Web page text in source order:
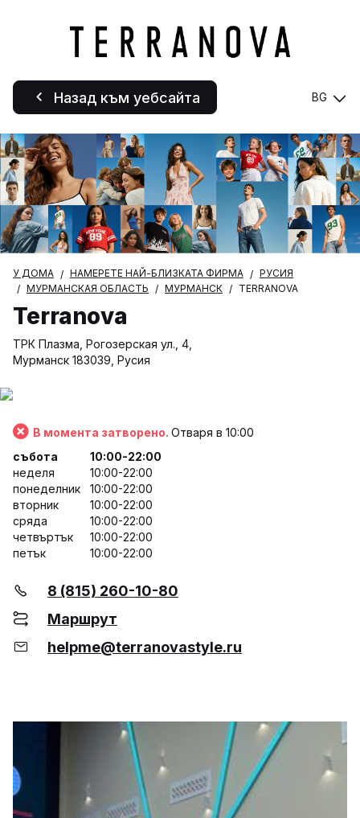
Назад към уебсайта BG
У ДОМА НАМЕРЕТЕ НАЙ-БЛИЗКАТА ФИРМА
РУСИЯ
МУРМАНСКАЯ ОБЛАСТЬ
МУРМАНСК TERRANOVA
Terranova
ТРК Плазма, Рогозерская ул., 4,
Мурманск 183039, Русия
В момента затворено. Отваря в 10:00
събота
10:00-22:00
неделя
10:00-22:00
понеделник
10:00-22:00
вторник
10:00-22:00
сряда
10:00-22:00
четвъртък
10:00-22:00
петък
10:00-22:00
8 (815) 260-10-80
Маршрут
helpme@terranovastyle.ru